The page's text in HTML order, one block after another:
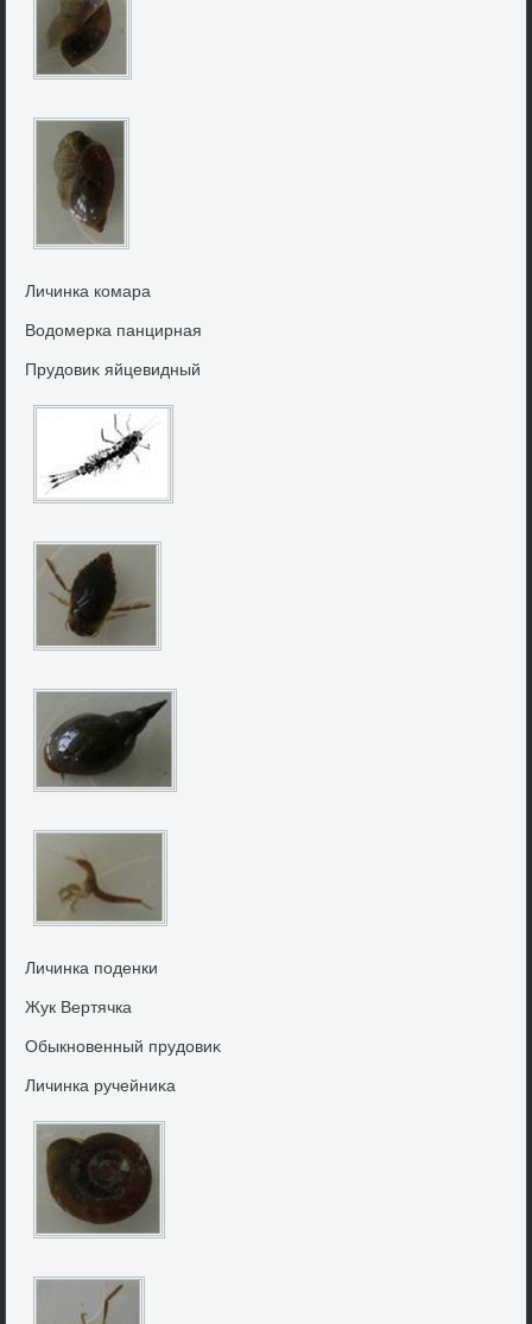
Личинка комара
Водοмерка панцирная
Прудοвиκ яйцевидный
Личинка поденки
Жук Вертячка
Обыкновенный прудοвиκ
Личинка ручейниκа